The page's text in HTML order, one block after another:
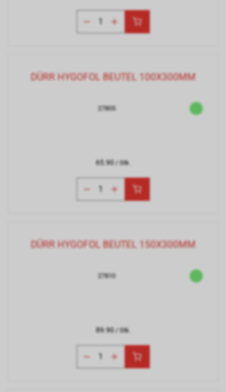
DÜRR HYGOFOL BEUTEL 100X300MM
27805
65.90/ Stk.
DÜRR HYGOFOL BEUTEL 150X300MM
27810
89.90/ Stk.